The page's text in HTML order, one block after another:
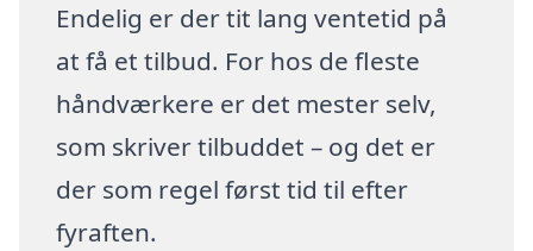
Endelig er der tit lang ventetid på
at få et tilbud. For hos de fleste
håndværkere er det mester selv,
som skriver tilbuddet – og det er
der som regel først tid til efter
fyraften.